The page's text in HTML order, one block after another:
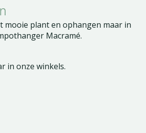
mooie plant en ophangen maar in
Macramé.
in onze winkels.